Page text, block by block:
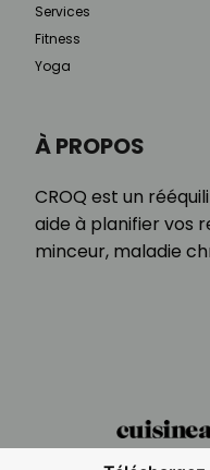
À PROPOS
CROQ est un
aide à planifier vos
minceur, maladie
Services
Fitness
Yoga